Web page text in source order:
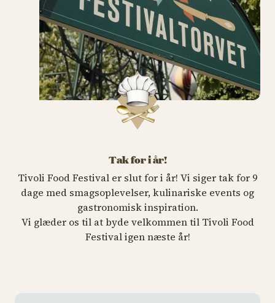
Tak for i år!
Tivoli Food Festival er slut for i år! Vi siger tak for 9
dage med smagsoplevelser, kulinariske events og
gastronomisk inspiration.
Vi glæder os til at byde velkommen til Tivoli Food
Festival igen næste år!